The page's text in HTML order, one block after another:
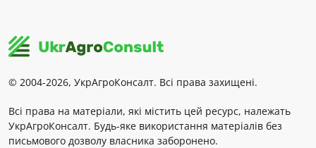
© 2004-2026, УкрАгроКонсалт. Всі права захищені.
Всі права на матеріали, які містить цей ресурс, належать
УкрАгроКонсалт. Будь-яке використання матеріалів без
письмового дозволу власника заборонено.